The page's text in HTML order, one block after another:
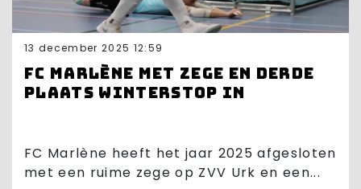
13 december 2025 12:59
FC Marlène met zege en derde
plaats winterstop in
FC Marlène heeft het jaar 2025 afgesloten
met een ruime zege op ZVV Urk en een...